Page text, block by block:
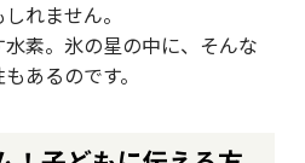
れません。
素。氷の星の中に、そんな
あるのです。